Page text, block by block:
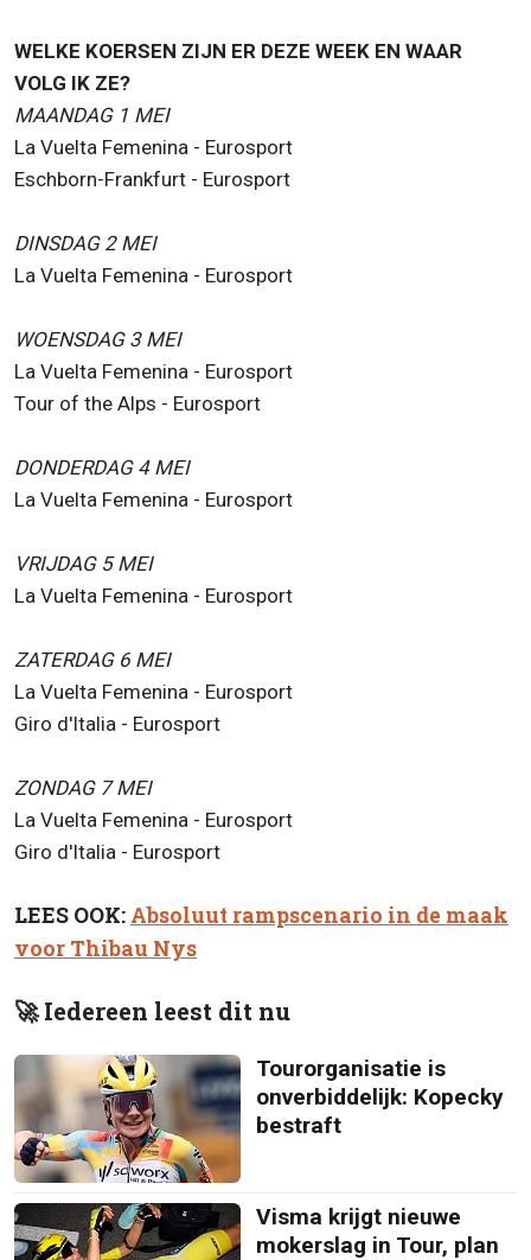
WELKE KOERSEN ZIJN ER DEZE WEEK EN WAAR
VOLG IK ZE?
MAANDAG 1 MEI
La Vuelta Femenina - Eurosport
Eschborn-Frankfurt - Eurosport
DINSDAG 2 MEI
La Vuelta Femenina - Eurosport
WOENSDAG 3 MEI
La Vuelta Femenina - Eurosport
Tour of the Alps - Eurosport
DONDERDAG 4 MEI
La Vuelta Femenina - Eurosport
VRIJDAG 5 MEI
La Vuelta Femenina - Eurosport
ZATERDAG 6 MEI
La Vuelta Femenina - Eurosport
Giro d'Italia - Eurosport
ZONDAG 7 MEI
La Vuelta Femenina - Eurosport
Giro d'Italia - Eurosport
LEES OOK: Absoluut rampscenario in de maak
voor Thibau Nys
🚀 Iedereen leest dit nu
Tourorganisatie is
onverbiddelijk: Kopecky
bestraft
Visma krijgt nieuwe
mokerslag in Tour, plan